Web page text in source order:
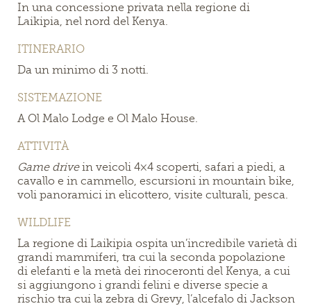
In una concessione privata nella regione di
Laikipia, nel nord del Kenya.
ITINERARIO
Da un minimo di 3 notti.
SISTEMAZIONE
A Ol Malo Lodge e Ol Malo House.
ATTIVITÀ
Game drivein veicoli 4×4 scoperti, safari a piedi, a
cavallo e in cammello, escursioni in mountain bike,
voli panoramici in elicottero, visite culturali, pesca.
WILDLIFE
La regione di Laikipia ospita un’incredibile varietà di
grandi mammiferi, tra cui la seconda popolazione
di elefanti e la metà dei rinoceronti del Kenya, a cui
si aggiungono i grandi felini e diverse specie a
rischio tra cui la zebra di Grevy, l’alcefalo di Jackson